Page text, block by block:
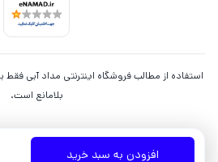
افزودن به سبد خرید
استفاده از مطالب فروشگاه اینترنتی مداد آبی فقط
بلامانع است.